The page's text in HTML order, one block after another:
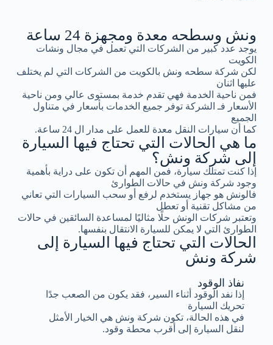
ونش وسطحه معدة ومجهزة 24 ساعة
يوجد عدد كبير من الشركات التي تعمل في مجال ونشات
الكويت
لكن شركة سطحه ونش بالكويت من الشركات التي لم يختلف
عليها اثنان
فمن ناحية الخدمة فهي تقدم خدمة بمستوى عالي ومن ناحية
الأسعار فـ الشركة توفر جميع الخدمات بأسعار في متناول
الجميع
كما أن سيارات النقل معدة للعمل على مدار ال 24 ساعة.
ما هي الحالات التي تحتاج فيها السيارة
إلى شركة ونش؟
إذا كنت تمتلك سيارة، فمن المهم أن تكون على دراية بأهمية
وجود شركة ونش في حالات الطوارئ
فالونش هو جهاز يستخدم لرفع أو سحب السيارات التي تعاني
من مشاكل تقنية أو تعطل
وتعتبر شركات الونش حلًا مثاليًا لمساعدة السائقين في حالات
الطوارئ التي لا يمكن للسيارة الانتقال بنفسها.
الحالات التي تحتاج فيها السيارة إلى
شركة ونش
نفاذ الوقود
إذا نفد الوقود أثناء السير، فقد يكون من الصعب جدًا
تحريك السيارة
في هذه الحالة، تكون شركة ونش هي الخيار الأمثل
لنقل السيارة إلى أقرب محطة وقود.